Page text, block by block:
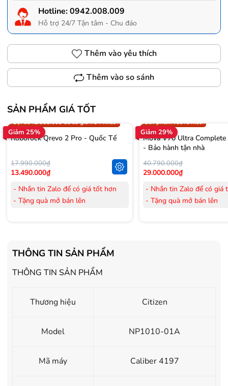
Hotline:0942.008.009
Hỗ trợ 24/7 Tận tâm - Chu đáo
Thêm vào yêu thích
Thêm vào so sánh
SẢN PHẨM GIÁ TỐT
Giảm 25%
Trợ giá 300.000đ
Gọi 0942.008.009 để có giá TỐT nhất
Roborock Qrevo 2 Pro - Quốc Tế
17.990.000₫
13.490.000₫
- Nhắn tin Zalo để có giá tốt hơn
- Tặng quà mở bán lên
- Tặng Voucher trị giá 150.000đ
mua Máy lọc Không khí
- Cam kết hàng mới 100%.
- Vận chuyển Toàn Quốc.
Giảm 29%
Sản phẩm vừa ra mắt
Mova V70 Ultra
- Bảo hành tận nhà
40.790.000₫
29.000.000₫
- Nhắn tin Zalo để có giá
- Tặng quà mở bán lên
- Vận chuyển Toàn Quốc.
THÔNG TIN SẢN PHẨM
THÔNG TIN SẢN PHẨM
Thương hiệu Citizen
Model NP1010-01A
Mã máy Caliber 4197